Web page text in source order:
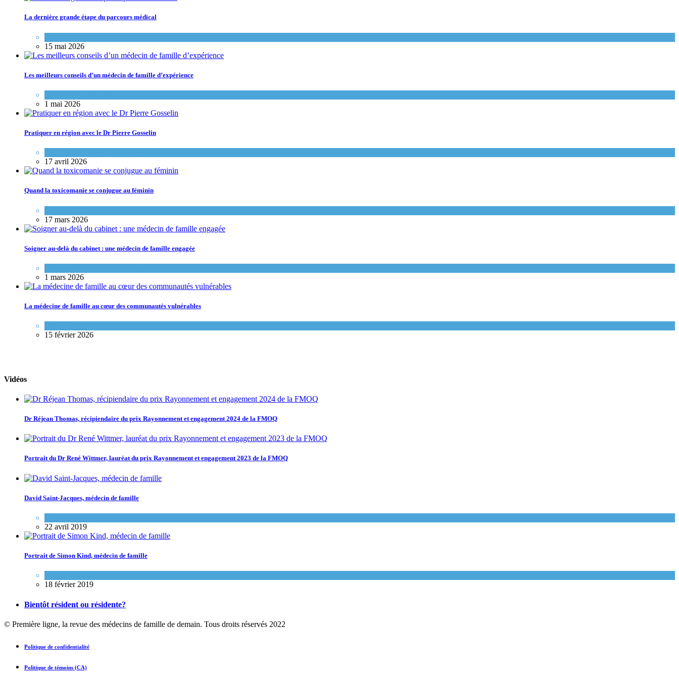
La dernière grande étape du parcours médical
15 mai 2026
Les meilleurs conseils d’un médecin de famille d’expérience
1 mai 2026
Pratiquer en région avec le Dr Pierre Gosselin
17 avril 2026
Quand la toxicomanie se conjugue au féminin
17 mars 2026
Soigner au-delà du cabinet : une médecin de famille engagée
1 mars 2026
La médecine de famille au cœur des communautés vulnérables
15 février 2026
Vidéos
Dr Réjean Thomas, récipiendaire du prix Rayonnement et engagement 2024 de la FMOQ
Portrait du Dr René Wittmer, lauréat du prix Rayonnement et engagement 2023 de la FMOQ
David Saint-Jacques, médecin de famille
22 avril 2019
Portrait de Simon Kind, médecin de famille
18 février 2019
Bientôt résident ou résidente?
© Première ligne, la revue des médecins de famille de demain. Tous droits réservés 2022
Politique de confidentialité
Politique de témoins (CA)